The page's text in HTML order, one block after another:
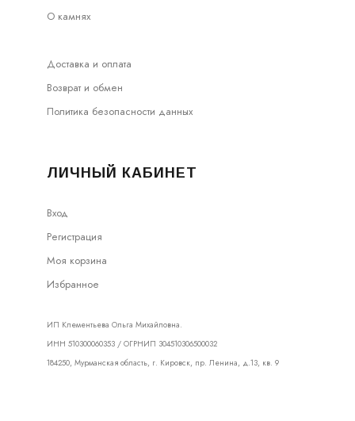
О камнях
Доставка и оплата
Возврат и обмен
Политика безопасности данных
ЛИЧНЫЙ КАБИНЕТ
Вход
Регистрация
Моя корзина
Избранное
ИП Клементьева Ольга Михайловна.
ИНН 510300060353 / ОГРНИП 304510306500032
184250, Мурманская область, г. Кировск, пр. Ленина, д.13, кв. 9